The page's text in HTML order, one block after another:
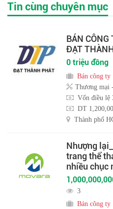
Tin cùng chuyên mục
BÁN CÔNG
ĐẠT
0 triệu đồng
Bán công ty
Thương mại
Vốn điều lệ
DT
Thành phố
Nhượng
trang thể
nhiều chục
3
Bán công ty